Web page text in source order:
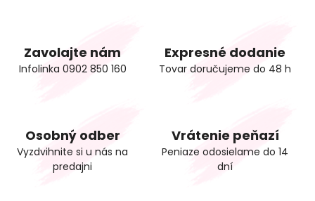
Zavolajte nám
Infolinka 0902 850 160
Expresné dodanie
Tovar doručujeme do 48 h
Osobný odber
Vyzdvihnite si u nás na
predajni
Vrátenie peňazí
Peniaze odosielame do 14
dní